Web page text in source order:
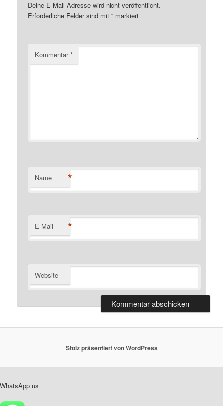
Deine E-Mail-Adresse wird nicht veröffentlicht.
Erforderliche Felder sind mit* markiert
Kommentar*
Name *
E-Mail *
Website
Stolz präsentiert von WordPress
WhatsApp us